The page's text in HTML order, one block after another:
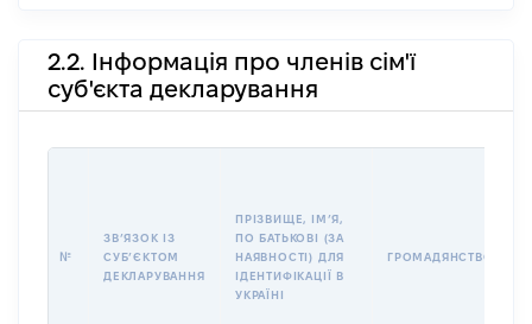
2.2. Інформація про членів сім'ї
суб'єкта декларування
№
ЗВʼЯЗОК ІЗ
СУБʼЄКТОМ
ДЕКЛАРУВАННЯ
ПРІЗВИЩЕ, ІМʼЯ,
ПО БАТЬКОВІ (ЗА
НАЯВНОСТІ) ДЛЯ
ІДЕНТИФІКАЦІЇ В
УКРАЇНІ
ГРОМАДЯНСТВО